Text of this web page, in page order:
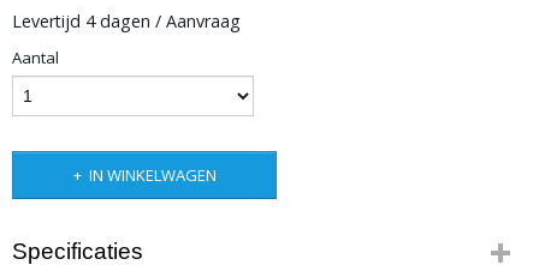
Levertijd 4 dagen / Aanvraag
Aantal
IN WINKELWAGEN
Specificaties